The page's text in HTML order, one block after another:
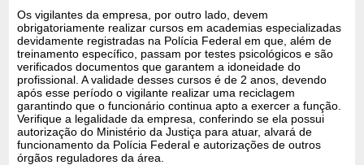
Os vigilantes da empresa, por outro lado, devem
obrigatoriamente realizar cursos em academias especializadas
devidamente registradas na Polícia Federal em que, além de
treinamento específico, passam por testes psicológicos e são
verificados documentos que garantem a idoneidade do
profissional. A validade desses cursos é de 2 anos, devendo
após esse período o vigilante realizar uma reciclagem
garantindo que o funcionário continua apto a exercer a função.
Verifique a legalidade da empresa, conferindo se ela possui
autorização do Ministério da Justiça para atuar, alvará de
funcionamento da Polícia Federal e autorizações de outros
órgãos reguladores da área.